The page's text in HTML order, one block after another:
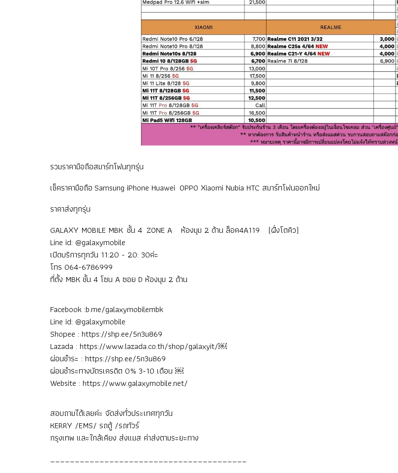
รวมราคามือถือสมาร์ทโฟนทุกรุ่น
เช็คราคามือถือ Samsung iPhone Huawei OPPO Xiaomi Nubia HTC สมาร์ทโฟนออกใหม่
ราคาส่งทุกรุ่น
GALAXY MOBILE MBK ชั้น 4 ZONE A ห้องมุม 2 ด้าน ล็อค4A119 (ฝั่งโตคิว)
Line id: @galaxymobile
เปิดบริการทุกวัน 11:20 - 20: 30ค่ะ
โทร 064-6786999
ที่ตั้ง MBK ชั้น 4 โซน A ซอย D ห้องมุม 2 ด้าน
Facebook :b.me/galaxymobilembk
Line id: @galaxymobile
Shopee : https://shp.ee/5n3u869
Lazada : https://www.lazada.co.th/shop/galaxyit/￼
ผ่อนชำระ : https://shp.ee/5n3u869
ผ่อนชำระทางบัตรเครดิต 0% 3-10 เดือน ￼
Website : https://www.galaxymobile.net/
สอบถามได้เลยค่ะ จัดส่งทั่วประเทศทุกวัน
KERRY /EMS/ รถตู้ /รถทัวร์
กรุงเทพ และใกล้เคียง ส่งแมส ค่าส่งตามระยะทาง
________________________________________